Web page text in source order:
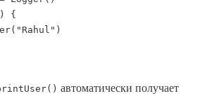
автоматически получает